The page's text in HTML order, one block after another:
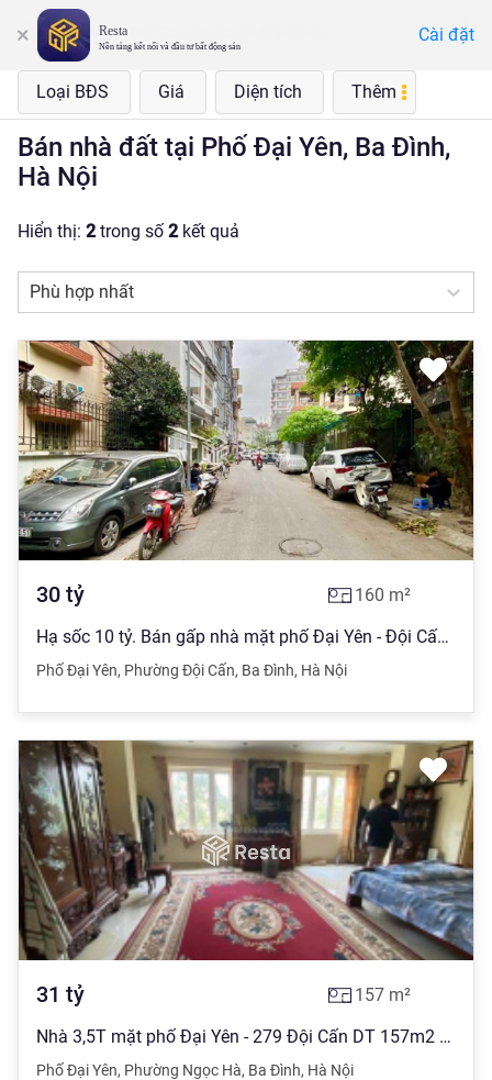
Resta
Nền tảng kết nối và đầu tư bất động sản
Cài đặt
Loại BĐS Giá Diện tích Thêm
Bán nhà đất tại Phố Đại Yên, Ba Đình,
Hà Nội
Hiển thị: 2trong số2 kết quả
Phù hợp nhất
30 tỷ 160 m²
Hạ sốc 10 tỷ. Bán gấp nhà mặt phố Đại Yên - Đội Cấn, 160m2 x MT 10m. 30 tỷ, kinh doanh, vỉa hè
Phố Đại Yên, Phường Đội Cấn, Ba Đình, Hà Nội
31 tỷ 157 m²
Nhà 3,5T mặt phố Đại Yên - 279 Đội Cấn DT 157m2 MT 10m nở hậu có vỉa hè oto tránh KD khủng
Phố Đại Yên, Phường Ngọc Hà, Ba Đình, Hà Nội